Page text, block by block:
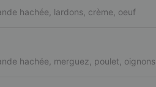
hachée, lardons, crème, oeuf
hachée, merguez, poulet, oignons